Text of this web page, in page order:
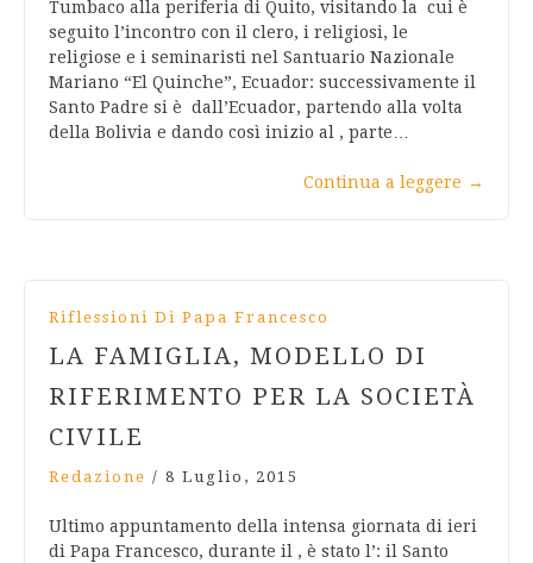
Tumbaco alla periferia di Quito, visitando la cui è
seguito l’incontro con il clero, i religiosi, le
religiose e i seminaristi nel Santuario Nazionale
Mariano “El Quinche”, Ecuador: successivamente il
Santo Padre si è dall’Ecuador, partendo alla volta
della Bolivia e dando così inizio al , parte…
Continua a leggere →
Riflessioni Di Papa Francesco
LA FAMIGLIA, MODELLO DI
RIFERIMENTO PER LA SOCIETÀ
CIVILE
Redazione / 8 Luglio, 2015
Ultimo appuntamento della intensa giornata di ieri
di Papa Francesco, durante il , è stato l’: il Santo